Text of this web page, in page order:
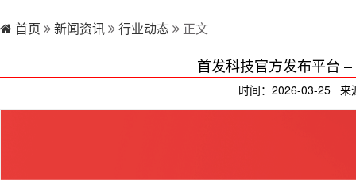
首页 新闻资讯 行业动态 正文
首发科技官方发布平台
时间：2026-03-25 来